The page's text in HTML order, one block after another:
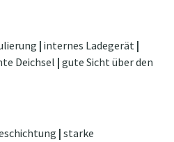
|internes Ladegerät |
Deichsel |gute Sicht über den
|starke